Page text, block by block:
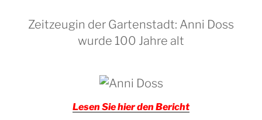
Zeitzeugin der Gartenstadt: Anni Doss
wurde 100 Jahre alt
Lesen Sie hier den Bericht